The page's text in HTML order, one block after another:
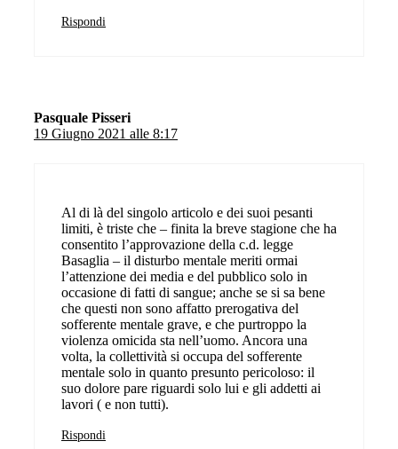
Rispondi
Pasquale Pisseri
19 Giugno 2021 alle 8:17
Al di là del singolo articolo e dei suoi pesanti
limiti, è triste che – finita la breve stagione che ha
consentito l’approvazione della c.d. legge
Basaglia – il disturbo mentale meriti ormai
l’attenzione dei media e del pubblico solo in
occasione di fatti di sangue; anche se si sa bene
che questi non sono affatto prerogativa del
sofferente mentale grave, e che purtroppo la
violenza omicida sta nell’uomo. Ancora una
volta, la collettività si occupa del sofferente
mentale solo in quanto presunto pericoloso: il
suo dolore pare riguardi solo lui e gli addetti ai
lavori ( e non tutti).
Rispondi